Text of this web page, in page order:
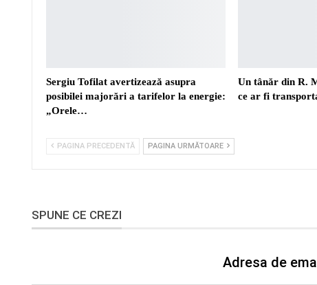
Sergiu Tofilat avertizează asupra
posibilei majorări a tarifelor la energie:
„Orele…
Un tânăr din R.
ce ar fi
PAGINA PRECEDENTĂ PAGINA URMĂTOARE
SPUNE CE CREZI
Adresa de